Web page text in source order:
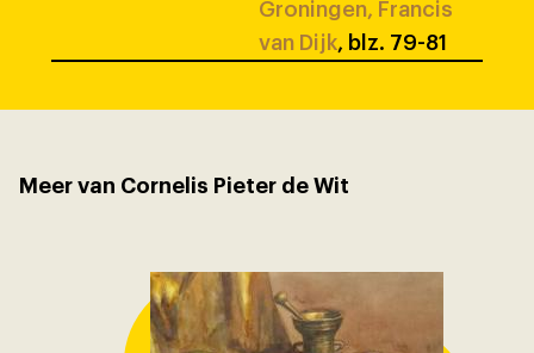
Groningen, Francis
van Dijk, blz. 79-81
Meer van Cornelis Pieter de Wit